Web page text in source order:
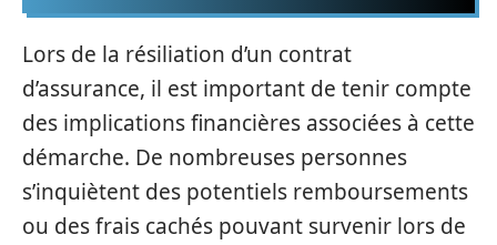
Lors de la résiliation d’un contrat
d’assurance, il est important de tenir compte
des implications financières associées à cette
démarche. De nombreuses personnes
s’inquiètent des potentiels remboursements
ou des frais cachés pouvant survenir lors de